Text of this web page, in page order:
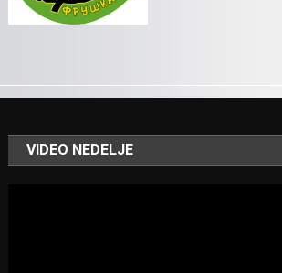
VIDEO NEDELJE